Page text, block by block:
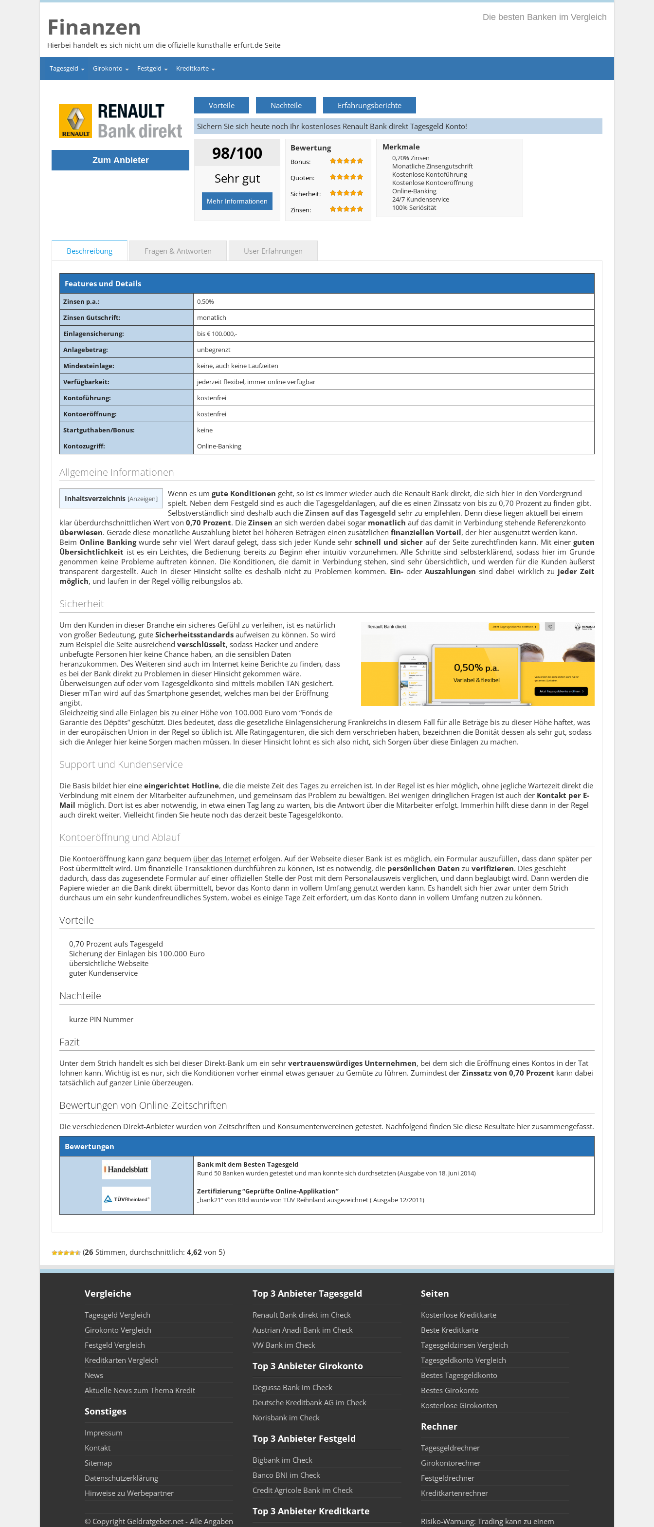
Finanzen
Hierbei handelt es sich nicht um die offizielle kunsthalle-erfurt.de Seite
Die besten Banken im Vergleich
Tagesgeld Girokonto Festgeld Kreditkarte
Vorteile Nachteile Erfahrungsberichte
Sichern Sie sich heute noch Ihr kostenloses Renault Bank direkt Tagesgeld Konto!
98/100
Sehr gut
Bewertung
Bonus:
Quoten:
Sicherheit:
Zinsen:
Merkmale
0,70% Zinsen
Monatliche Zinsengutschrift
Kostenlose Kontoführung
Kostenlose Kontoeröffnung
Online-Banking
24/7 Kundenservice
100% Seriösität
Beschreibung Fragen & Antworten User Erfahrungen
Features und Details
Zinsen p.a.:
0,50%
Zinsen Gutschrift:
monatlich
Einlagensicherung:
bis € 100.000,-
Anlagebetrag:
unbegrenzt
Mindesteinlage:
keine, auch keine Laufzeiten
Verfügbarkeit:
jederzeit flexibel, immer online verfügbar
Kontoführung:
kostenfrei
Kontoeröffnung:
kostenfrei
Startguthaben/Bonus:
keine
Kontozugriff:
Online-Banking
Allgemeine Informationen
Inhaltsverzeichnis [Anzeigen]
Wenn es um gute Konditionen geht, so ist es immer wieder auch die Renault Bank direkt, die sich hier in den Vordergrund
spielt. Neben dem Festgeld sind es auch die Tagesgeldanlagen, auf die es einen Zinssatz von bis zu 0,70 Prozent zu finden gibt.
Selbstverständlich sind deshalb auch die Zinsen auf das Tagesgeld sehr zu empfehlen. Denn diese liegen aktuell bei einem
klar überdurchschnittlichen Wert von 0,70 Prozent. Die Zinsen an sich werden dabei sogar monatlich auf das damit in Verbindung stehende Referenzkonto
überwiesen. Gerade diese monatliche Auszahlung bietet bei höheren Beträgen einen zusätzlichen finanziellen Vorteil, der hier ausgenutzt werden kann.
Beim Online Bankingwurde sehr viel Wert darauf gelegt, dass sich jeder Kunde sehrschnell und sicher auf der Seite zurechtfinden kann. Mit einerguten
Übersichtlichkeit ist es ein Leichtes, die Bedienung bereits zu Beginn eher intuitiv vorzunehmen. Alle Schritte sind selbsterklärend, sodass hier im Grunde
genommen keine Probleme auftreten können. Die Konditionen, die damit in Verbindung stehen, sind sehr übersichtlich, und werden für die Kunden äußerst
transparent dargestellt. Auch in dieser Hinsicht sollte es deshalb nicht zu Problemen kommen. Ein-oderAuszahlungen sind dabei wirklich zu jeder Zeit
möglich, und laufen in der Regel völlig reibungslos ab.
Sicherheit
Um den Kunden in dieser Branche ein sicheres Gefühl zu verleihen, ist es natürlich
von großer Bedeutung, gute Sicherheitsstandards aufweisen zu können. So wird
zum Beispiel die Seite ausreichend verschlüsselt, sodass Hacker und andere
unbefugte Personen hier keine Chance haben, an die sensiblen Daten
heranzukommen. Des Weiteren sind auch im Internet keine Berichte zu finden, dass
es bei der Bank direkt zu Problemen in dieser Hinsicht gekommen wäre.
Überweisungen auf oder vom Tagesgeldkonto sind mittels mobilen TAN gesichert.
Dieser mTan wird auf das Smartphone gesendet, welches man bei der Eröffnung
angibt.
Gleichzeitig sind alle Einlagen bis zu einer Höhe von 100.000 Euro vom “Fonds de
Garantie des Dépôts” geschützt. Dies bedeutet, dass die gesetzliche Einlagensicherung Frankreichs in diesem Fall für alle Beträge bis zu dieser Höhe haftet, was
in der europäischen Union in der Regel so üblich ist. Alle Ratingagenturen, die sich dem verschrieben haben, bezeichnen die Bonität dessen als sehr gut, sodass
sich die Anleger hier keine Sorgen machen müssen. In dieser Hinsicht lohnt es sich also nicht, sich Sorgen über diese Einlagen zu machen.
Support und Kundenservice
Die Basis bildet hier eine eingerichtet Hotline, die die meiste Zeit des Tages zu erreichen ist. In der Regel ist es hier möglich, ohne jegliche Wartezeit direkt die
Verbindung mit einem der Mitarbeiter aufzunehmen, und gemeinsam das Problem zu bewältigen. Bei wenigen dringlichen Fragen ist auch der Kontakt per E-
Mail möglich. Dort ist es aber notwendig, in etwa einen Tag lang zu warten, bis die Antwort über die Mitarbeiter erfolgt. Immerhin hilft diese dann in der Regel
auch direkt weiter. Vielleicht finden Sie heute noch das derzeit beste Tagesgeldkonto.
Kontoeröffnung und Ablauf
Die Kontoeröffnung kann ganz bequem über das Internet erfolgen. Auf der Webseite dieser Bank ist es möglich, ein Formular auszufüllen, dass dann später per
Post übermittelt wird. Um finanzielle Transaktionen durchführen zu können, ist es notwendig, die persönlichen Daten zu verifizieren. Dies geschieht
dadurch, dass das zugesendete Formular auf einer offiziellen Stelle der Post mit dem Personalausweis verglichen, und dann beglaubigt wird. Dann werden die
Papiere wieder an die Bank direkt übermittelt, bevor das Konto dann in vollem Umfang genutzt werden kann. Es handelt sich hier zwar unter dem Strich
durchaus um ein sehr kundenfreundliches System, wobei es einige Tage Zeit erfordert, um das Konto dann in vollem Umfang nutzen zu können.
Vorteile
0,70 Prozent aufs Tagesgeld
Sicherung der Einlagen bis 100.000 Euro
übersichtliche Webseite
guter Kundenservice
Nachteile
kurze PIN Nummer
Fazit
Unter dem Strich handelt es sich bei dieser Direkt-Bank um ein sehr vertrauenswürdiges Unternehmen, bei dem sich die Eröffnung eines Kontos in der Tat
lohnen kann. Wichtig ist es nur, sich die Konditionen vorher einmal etwas genauer zu Gemüte zu führen. Zumindest der Zinssatz von 0,70 Prozent kann dabei
tatsächlich auf ganzer Linie überzeugen.
Bewertungen von Online-Zeitschriften
Die verschiedenen Direkt-Anbieter wurden von Zeitschriften und Konsumentenvereinen getestet. Nachfolgend finden Sie diese Resultate hier zusammengefasst.
Bewertungen
Bank mit dem Besten Tagesgeld
Rund 50 Banken wurden getestet und man konnte sich durchsetzten (Ausgabe von 18. Juni 2014)
Zertifizierung “Geprüfte Online-Applikation”
„bank21“ von RBd wurde von TÜV Reihnland ausgezeichnet ( Ausgabe 12/2011)
(26 Stimmen, durchschnittlich: 4,62 von 5)
Vergleiche
Tagesgeld Vergleich
Girokonto Vergleich
Festgeld Vergleich
Kreditkarten Vergleich
News
Aktuelle News zum Thema Kredit
Sonstiges
Impressum
Kontakt
Sitemap
Datenschutzerklärung
Hinweise zu Werbepartner
© Copyright Geldratgeber.net - Alle Angaben
Top 3 Anbieter Tagesgeld
Renault Bank direkt im Check
Austrian Anadi Bank im Check
VW Bank im Check
Top 3 Anbieter Girokonto
Degussa Bank im Check
Deutsche Kreditbank AG im Check
Norisbank im Check
Top 3 Anbieter Festgeld
Bigbank im Check
Banco BNI im Check
Credit Agricole Bank im Check
Top 3 Anbieter Kreditkarte
Seiten
Kostenlose Kreditkarte
Beste Kreditkarte
Tagesgeldzinsen Vergleich
Tagesgeldkonto Vergleich
Bestes Tagesgeldkonto
Bestes Girokonto
Kostenlose Girokonten
Rechner
Tagesgeldrechner
Girokontorechner
Festgeldrechner
Kreditkartenrechner
Risiko-Warnung: Trading kann zu einem